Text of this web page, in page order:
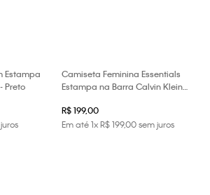
Estampa
Preto
Camiseta Feminina Essentials
Estampa na Barra Calvin Klein
R$ 199,00
Em até1xR$199,00sem juros